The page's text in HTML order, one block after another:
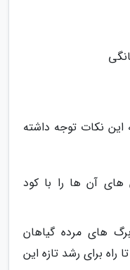
این نکات توجه داشته
های آن ها را با کود
های مرده گیاهان
راه برای رشد تازه این